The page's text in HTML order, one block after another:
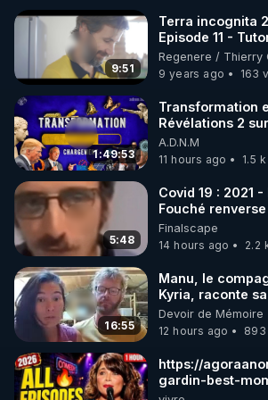
🌱 INSTAGRAM
https://www.instagram.com/
http://rgnr.li/instagram
🌱 LA NEWSLETTER
Pour ne pas rater l’actualité RGNR
http://rgnr.li/news
🌱 VIDÉOS NON CENSURÉES SUR
Toutes les vidéos Youtube sont
http://rgnr.li/odysee
🌱 LES STAGES EN PRÉSENTIEL
9:51
Terra incognita
Episode 11 -
Cataplasme
regenere.org
Regenere / Thierry
9 years ago
163
1:49:53
Transformation
Révélations 2
07/08/26
A.D.N.M
11 hours ago
1.5
5:48
Covid 19 : 2021 -
Fouché
de CNews !
Finalscape
14 hours ago
2.2
16:55
Manu, le
Kyria, raconte
vue musclée.
Devoir de Mémoire
12 hours ago
https://
gardin-best-
all.html